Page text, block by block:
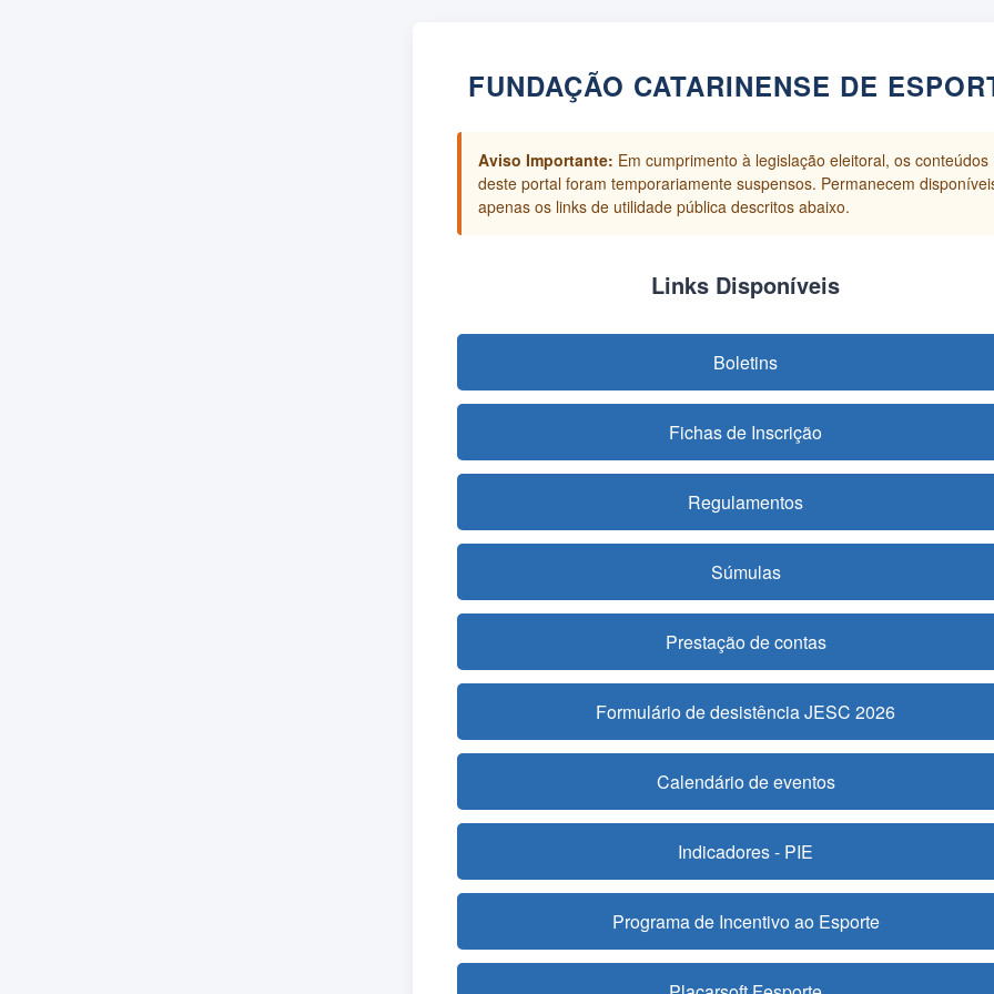
FUNDAÇÃO CATARINENSE DE
Aviso Importante: Em cumprimento à legislação eleitoral, os conteúdos
deste portal foram temporariamente suspensos. Permanecem
apenas os links de utilidade pública descritos abaixo.
Links Disponíveis
Boletins
Fichas de Inscrição
Regulamentos
Súmulas
Prestação de contas
Formulário de desistência JESC 2026
Calendário de eventos
Indicadores - PIE
Programa de Incentivo ao Esporte